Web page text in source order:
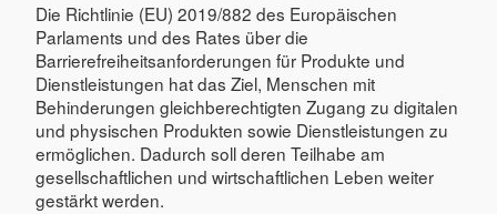
Die Richtlinie (EU) 2019/882 des Europäischen
Parlaments und des Rates über die
Barrierefreiheitsanforderungen für Produkte und
Dienstleistungen hat das Ziel, Menschen mit
Behinderungen gleichberechtigten Zugang zu digitalen
und physischen Produkten sowie Dienstleistungen zu
ermöglichen. Dadurch soll deren Teilhabe am
gesellschaftlichen und wirtschaftlichen Leben weiter
gestärkt werden.